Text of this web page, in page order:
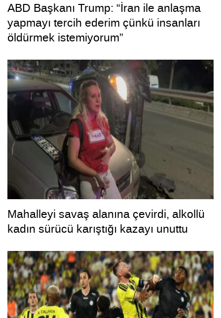
ABD Başkanı Trump: “İran ile anlaşma
yapmayı tercih ederim çünkü insanları
öldürmek istemiyorum”
Mahalleyi savaş alanına çevirdi, alkollü
kadın sürücü karıştığı kazayı unuttu